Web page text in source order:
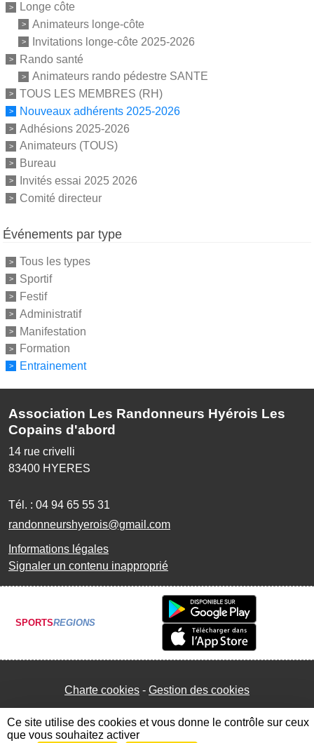
Longe côte
Animateurs longe-côte
Invitations longe-côte 2025-2026
Rando santé
Animateurs rando pédestre SANTE
TOUS LES MEMBRES (RH)
Nouveaux adhérents 2025-2026
Adhésions 2025-2026
Animateurs (TOUS)
Bureau
Invités essai 2025 2026
Comité directeur
Événements par type
Tous les types
Sportif
Festif
Administratif
Manifestation
Formation
Entrainement
Association Les Randonneurs Hyérois Les
Copains d'abord
14 rue crivelli
83400 HYERES
Tél. : 04 94 65 55 31
randonneurshyerois@gmail.com
Informations légales
Signaler un contenu inapproprié
SPORTSREGIONS
Charte cookies Gestion des cookies
Ce site utilise des cookies et vous donne le contrôle sur ceux
que vous souhaitez activer